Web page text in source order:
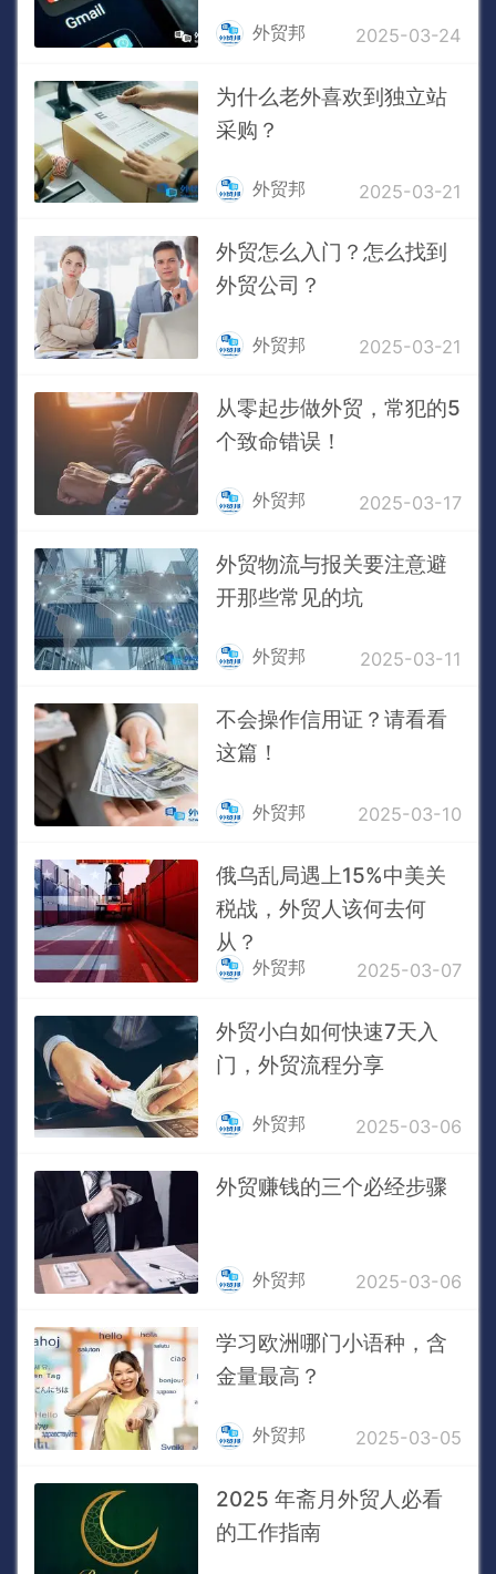
外贸邦 2025-03-24
为什么老外喜欢到独立站
采购？
外贸邦 2025-03-21
外贸怎么入门？怎么找到
外贸公司？
外贸邦 2025-03-21
从零起步做外贸，常犯的5
个致命错误！
外贸邦 2025-03-17
外贸物流与报关要注意避
开那些常见的坑
外贸邦 2025-03-11
不会操作信用证？请看看
这篇！
外贸邦 2025-03-10
俄乌乱局遇上15%中美关
税战，外贸人该何去何
从？
外贸邦 2025-03-07
外贸小白如何快速7天入
门，外贸流程分享
外贸邦 2025-03-06
外贸赚钱的三个必经步骤
外贸邦 2025-03-06
学习欧洲哪门小语种，含
金量最高？
外贸邦 2025-03-05
2025 年斋月外贸人必看
的工作指南